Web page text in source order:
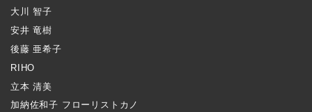
大川 智子
安井 竜樹
後藤 亜希子
RIHO
立本 清美
加納佐和子 フローリストカノ